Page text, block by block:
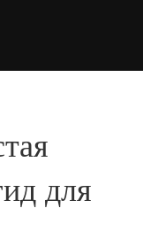
для